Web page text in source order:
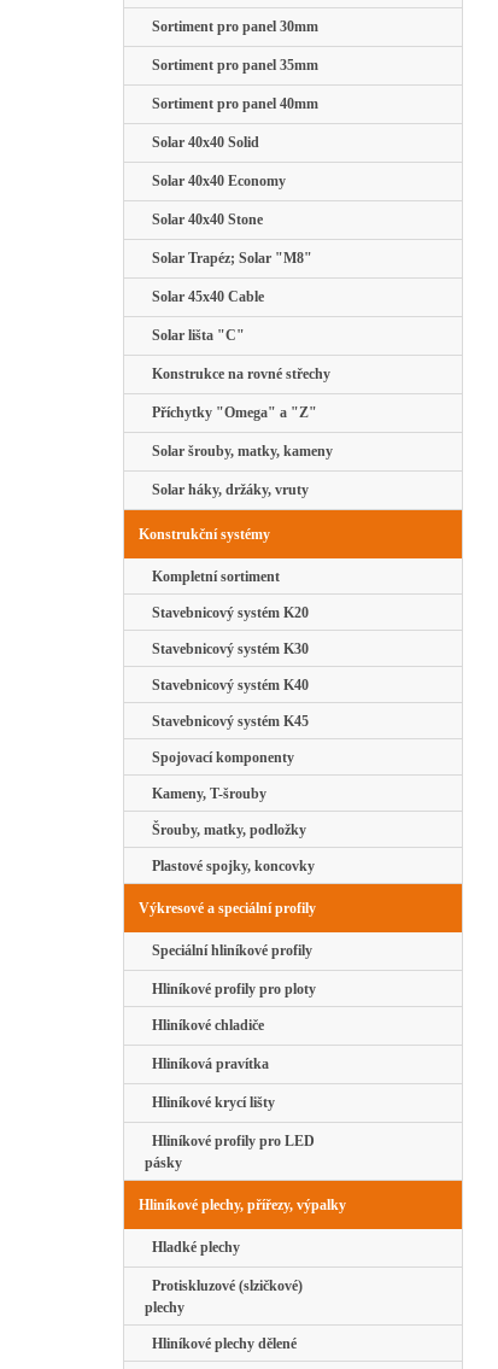
Sortiment pro panel 30mm
Sortiment pro panel 35mm
Sortiment pro panel 40mm
Solar 40x40 Solid
Solar 40x40 Economy
Solar 40x40 Stone
Solar Trapéz; Solar "M8"
Solar 45x40 Cable
Solar lišta "C"
Konstrukce na rovné střechy
Příchytky "Omega" a "Z"
Solar šrouby, matky, kameny
Solar háky, držáky, vruty
Konstrukční systémy
Kompletní sortiment
Stavebnicový systém K20
Stavebnicový systém K30
Stavebnicový systém K40
Stavebnicový systém K45
Spojovací komponenty
Kameny, T-šrouby
Šrouby, matky, podložky
Plastové spojky, koncovky
Výkresové a speciální profily
Speciální hliníkové profily
Hliníkové profily pro ploty
Hliníkové chladiče
Hliníková pravítka
Hliníkové krycí lišty
Hliníkové profily pro LED
pásky
Hliníkové plechy, přířezy, výpalky
Hladké plechy
Protiskluzové (slzičkové)
plechy
Hliníkové plechy dělené